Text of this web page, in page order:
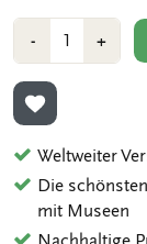
-Min
1
Anzahl
+Plus
1
ZUR
Weltweiter
Die
mit Museen